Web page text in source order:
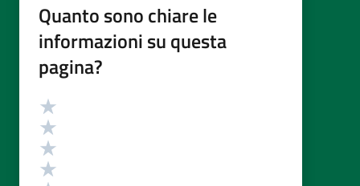
Quanto sono chiare le
informazioni su questa
pagina?
Valutazione